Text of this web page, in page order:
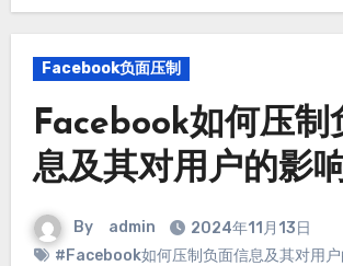
Facebook负面压制
Facebook如何压制
息及其对用户的影响
By admin 2024年11月13日
# Facebook如何压制负面信息及其对用户